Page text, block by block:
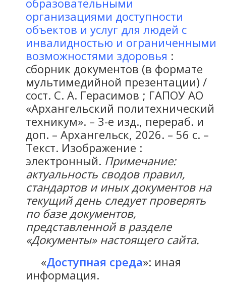
организациями доступности
объектов и услуг для людей с
инвалидностью и ограниченными
возможностями здоровья :
сборник документов (в формате
мультимедийной презентации) /
сост. С. А. Герасимов ; ГАПОУ АО
«Архангельский политехнический
техникум». – 3-е изд., перераб. и
доп. – Архангельск, 2026. – 56 с. –
Текст. Изображение :
электронный. Примечание:
актуальность сводов правил,
стандартов и иных документов на
текущий день следует проверять
по базе документов,
представленной в разделе
«Документы» настоящего сайта.
«Доступная среда»: иная
информация.